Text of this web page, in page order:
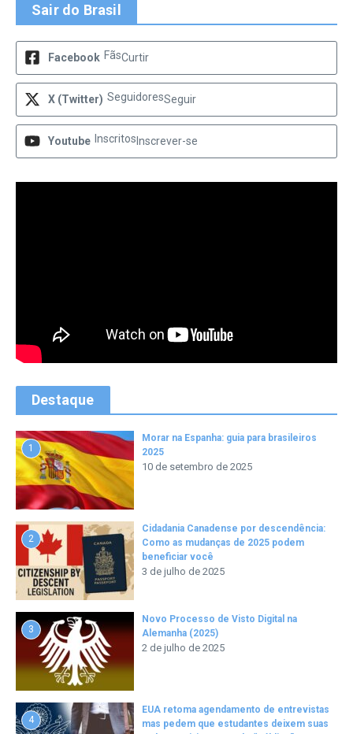
Sair do Brasil
Facebook FãsCurtir
X (Twitter) SeguidoresSeguir
Youtube Inscritos Inscrever-se
Destaque
1
Morar na Espanha: guia para brasileiros
2025
10 de setembro de 2025
2
Cidadania Canadense por descendência:
Como as mudanças de 2025 podem
beneficiar você
3 de julho de 2025
3
Novo Processo de Visto Digital na
Alemanha (2025)
2 de julho de 2025
4
EUA retoma agendamento de entrevistas
mas pedem que estudantes deixem suas